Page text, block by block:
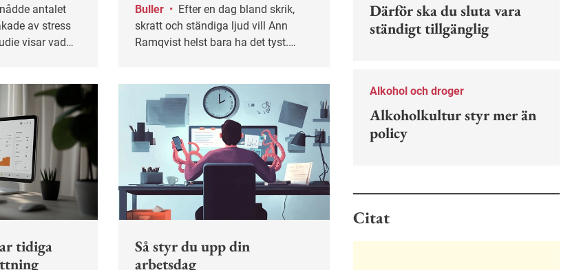
av stress
visar vad
Buller •
skratt och ständiga ljud vill Ann
Ramqvist helst bara ha det tyst.
känns för ansträngande.
tidiga
Så styr du upp din
arbetsdag
Därför ska du sluta vara
ständigt tillgänglig
Alkohol och droger
Alkoholkultur styr mer än
policy
Citat